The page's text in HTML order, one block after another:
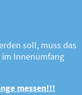
soll, muss das
Innenumfang
messen!!!